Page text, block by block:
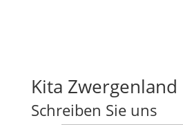
Kita Zwergenland
Schreiben Sie uns